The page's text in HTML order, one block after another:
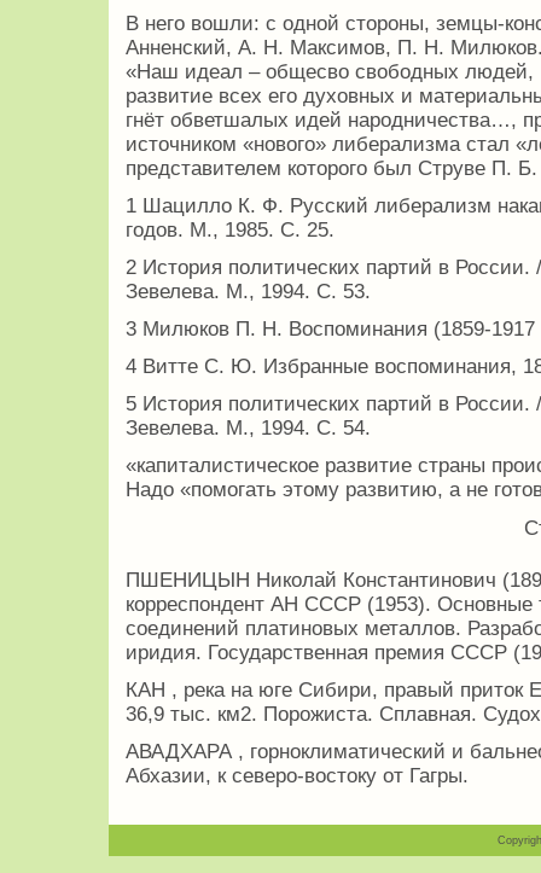
В него вошли: с одной стороны, земцы-
Анненский, А. Н. Максимов, П. Н. Милюков.
«Наш идеал – общесво свободных людей,
развитие всех его духовных и
гнёт обветшалых идей народничества…,
источником «нового» либерализма стал
представителем которого был Струве П.
1 Шацилло К. Ф. Русский либерализм
годов. М., 1985. С. 25.
2 История политических партий в
Зевелева. М., 1994. С. 53.
3 Милюков П. Н. Воспоминания (1859-1917
4 Витте С. Ю. Избранные воспоминания,
5 История политических партий в
Зевелева. М., 1994. С. 54.
«капиталистическое развитие страны
Надо «помогать этому развитию, а не
ПШЕНИЦЫН Николай Константинович
корреспондент АН СССР (1953). Основные
соединений платиновых металлов.
иридия. Государственная премия СССР
КАН , река на юге Сибири, правый приток
36,9 тыс. км2. Порожиста. Сплавная.
АВАДХАРА , горноклиматический и
Абхазии, к северо-востоку от Гагры.